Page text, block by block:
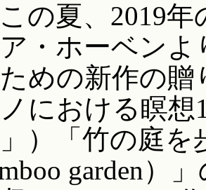
の夏、2019年
・ホーベン
めの新作の
における瞑想
）「竹の庭を
garden）